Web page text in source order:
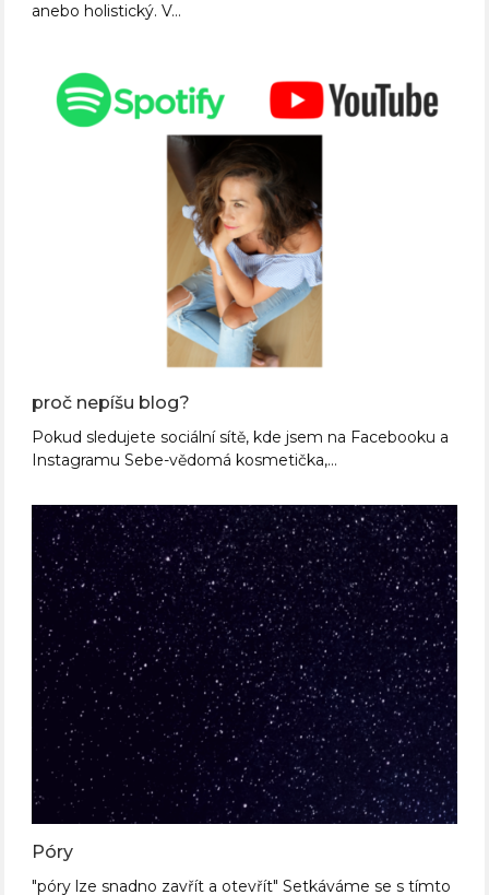
anebo holistický. V…
proč nepíšu blog?
Pokud sledujete sociální sítě, kde jsem na Facebooku a
Instagramu Sebe-vědomá kosmetička,…
Póry
"póry lze snadno zavřít a otevřít" Setkáváme se s tímto